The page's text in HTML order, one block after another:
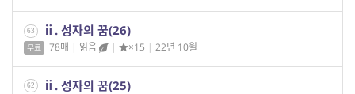
63 ⅱ. 성자의 꿈(26)
무료 78매 | 읽음 | ×15 | 22년 10월
62 ⅱ. 성자의 꿈(25)